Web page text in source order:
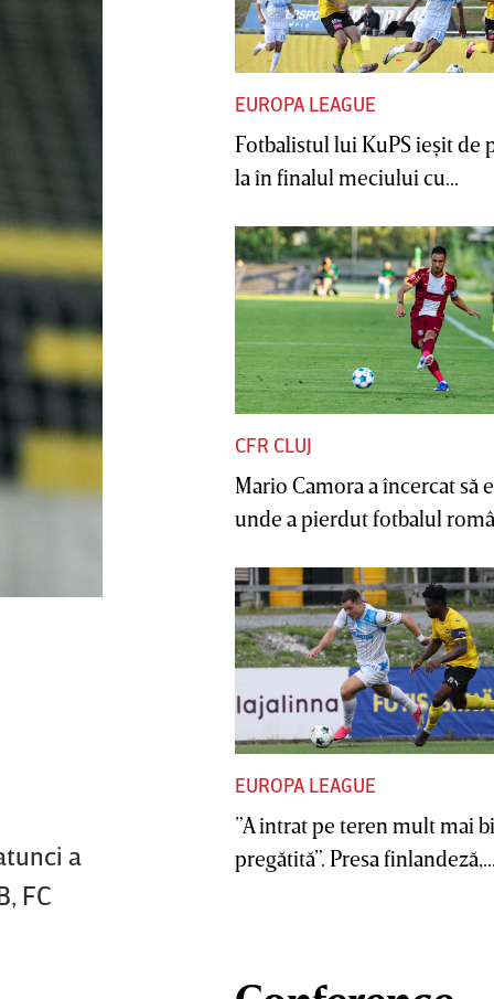
a
FC
EUROPA LEAGUE
Fotbalistul lui KuPS ieşit de
la în finalul meciului cu...
CFR CLUJ
Mario Camora a încercat să
unde a pierdut fotbalul
EUROPA LEAGUE
”A intrat pe teren mult mai
pregătită”. Presa